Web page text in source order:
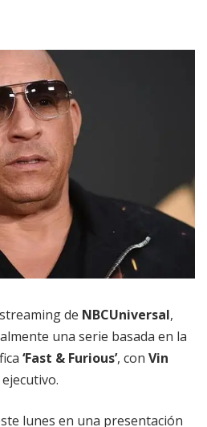
de NBCUniversal,
una serie basada en la
‘Fast & Furious’, con Vin
lunes en una presentación